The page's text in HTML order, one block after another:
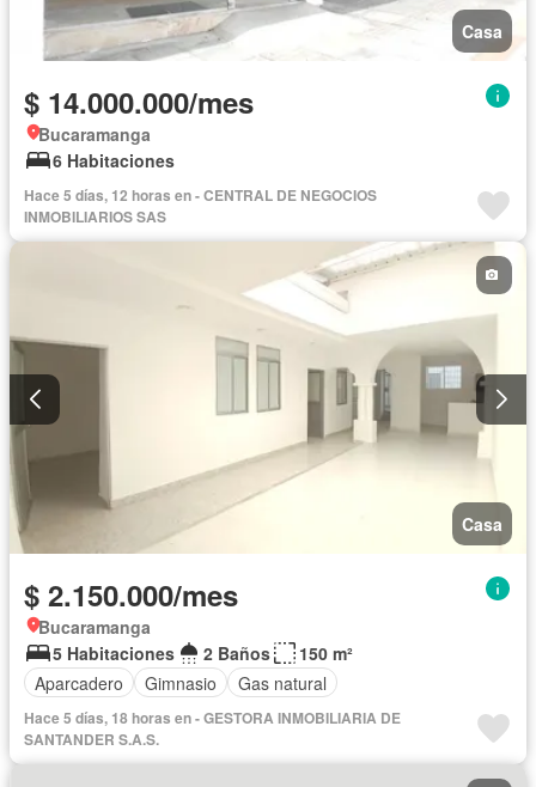
Casa
$ 14.000.000/mes
Bucaramanga
6 Habitaciones
Hace 5 días, 12 horas en - CENTRAL DE NEGOCIOS
INMOBILIARIOS SAS
Casa
$ 2.150.000/mes
Bucaramanga
5 Habitaciones
2 Baños
150 m²
Aparcadero
Gimnasio Gas natural
Hace 5 días, 18 horas en - GESTORA INMOBILIARIA DE
SANTANDER S.A.S.